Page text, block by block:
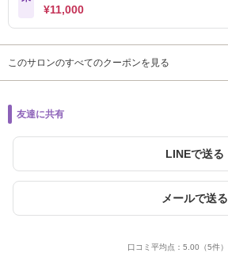
¥11,000
このサロンのすべてのクーポンを見る
友達に共有
LINEで送る
メールで送る
口コミ平均点： 5.00 （5件）